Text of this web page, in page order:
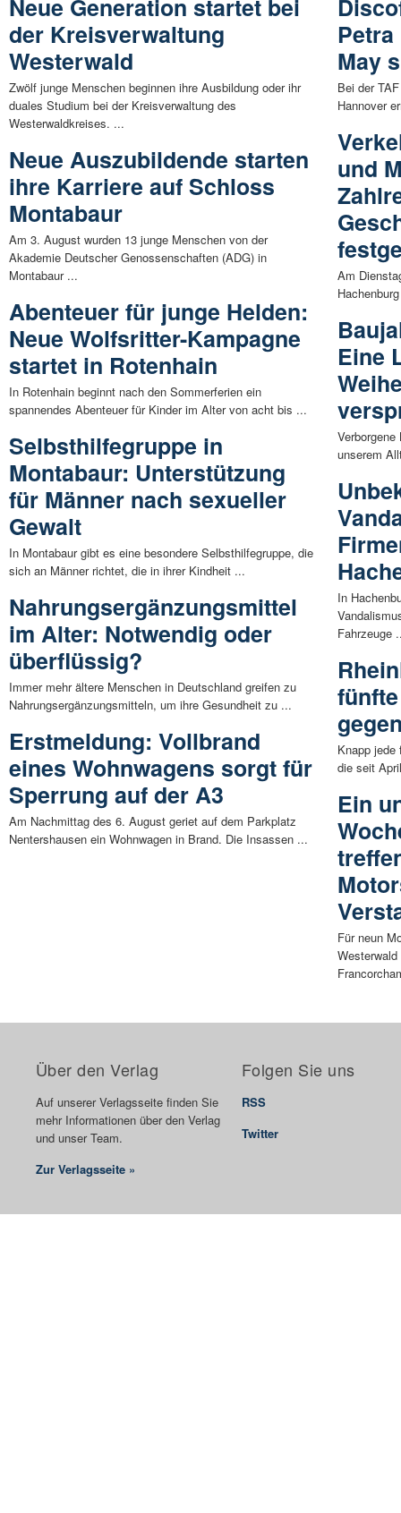
Neue Generation startet bei
der Kreisverwaltung
Westerwald
Zwölf junge Menschen beginnen ihre Ausbildung oder ihr
duales Studium bei der Kreisverwaltung des
Westerwaldkreises. ...
Neue Auszubildende starten
ihre Karriere auf Schloss
Montabaur
Am 3. August wurden 13 junge Menschen von der
Akademie Deutscher Genossenschaften (ADG) in
Montabaur ...
Abenteuer für junge Helden:
Neue Wolfsritter-Kampagne
startet in Rotenhain
In Rotenhain beginnt nach den Sommerferien ein
spannendes Abenteuer für Kinder im Alter von acht bis ...
Selbsthilfegruppe in
Montabaur: Unterstützung
für Männer nach sexueller
Gewalt
In Montabaur gibt es eine besondere Selbsthilfegruppe, die
sich an Männer richtet, die in ihrer Kindheit ...
Nahrungsergänzungsmittel
im Alter: Notwendig oder
überflüssig?
Immer mehr ältere Menschen in Deutschland greifen zu
Nahrungsergänzungsmitteln, um ihre Gesundheit zu ...
Erstmeldung: Vollbrand
eines Wohnwagens sorgt für
Sperrung auf der A3
Am Nachmittag des 6. August geriet auf dem Parkplatz
Nentershausen ein Wohnwagen in Brand. Die Insassen ...
May
Bei der
Hannover
und
Am
Eine
unserem
In
Fahrzeuge
Knapp
die seit
Ein
Für neun
Über den Verlag
Auf unserer Verlagsseite finden Sie
mehr Informationen über den Verlag
und unser Team.
Zur Verlagsseite »
Folgen Sie uns
RSS
Twitter